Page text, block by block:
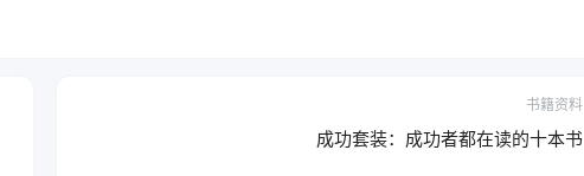
书籍资料
成功套装：成功者都在读的十本书